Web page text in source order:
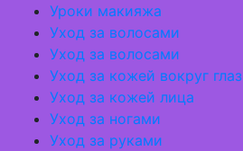
Уроки макияжа
Уход за волосами
Уход за волосами
Уход за кожей вокруг глаз
Уход за кожей лица
Уход за ногами
Уход за руками